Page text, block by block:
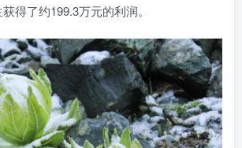
得了约199.3万元的利润。